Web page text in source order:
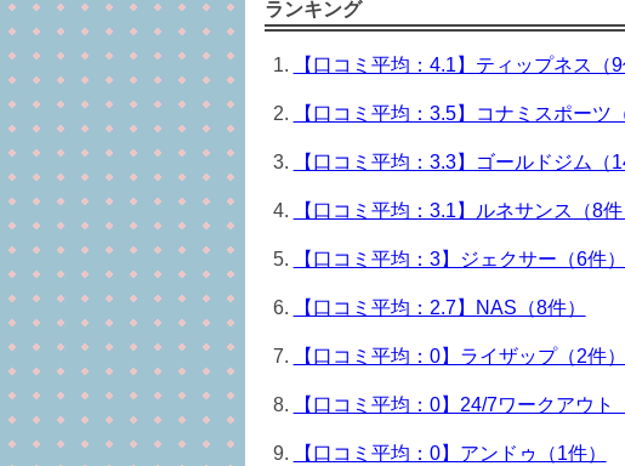
ランキング
【口コミ平均：4.1】ティップネス（9
【口コミ平均：3.5】コナミスポーツ
【口コミ平均：3.3】ゴールドジム（
【口コミ平均：3.1】ルネサンス（8件
【口コミ平均：3】ジェクサー（6件）
【口コミ平均：2.7】NAS（8件）
【口コミ平均：0】ライザップ（2件）
【口コミ平均：0】24/7ワークアウト
【口コミ平均：0】アンドゥ（1件）